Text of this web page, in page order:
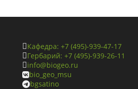
Кафедра: +7 (495)-939-47-17
Гербарий: +7 (495)-939-26-11
info@biogeo.ru
bio_geo_msu
bgsatino